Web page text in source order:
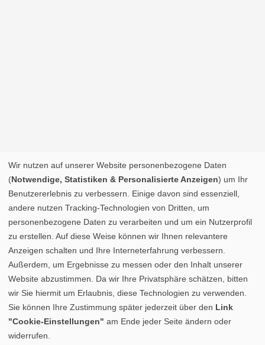
Wir nutzen auf unserer Website personenbezogene Daten
(Notwendige, Statistiken & Personalisierte Anzeigen) um Ihr
Benutzererlebnis zu verbessern. Einige davon sind essenziell,
andere nutzen Tracking-Technologien von Dritten, um
personenbezogene Daten zu verarbeiten und um ein Nutzerprofil
zu erstellen. Auf diese Weise können wir Ihnen relevantere
Anzeigen schalten und Ihre Interneterfahrung verbessern.
Außerdem, um Ergebnisse zu messen oder den Inhalt unserer
Website abzustimmen. Da wir Ihre Privatsphäre schätzen, bitten
wir Sie hiermit um Erlaubnis, diese Technologien zu verwenden.
Sie können Ihre Zustimmung später jederzeit über den Link
"Cookie-Einstellungen" am Ende jeder Seite ändern oder
widerrufen.